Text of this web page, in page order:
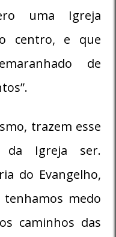
uma Igreja
centro, e que
de
trazem esse
Igreja ser.
do Evangelho,
tenhamos medo
caminhos das